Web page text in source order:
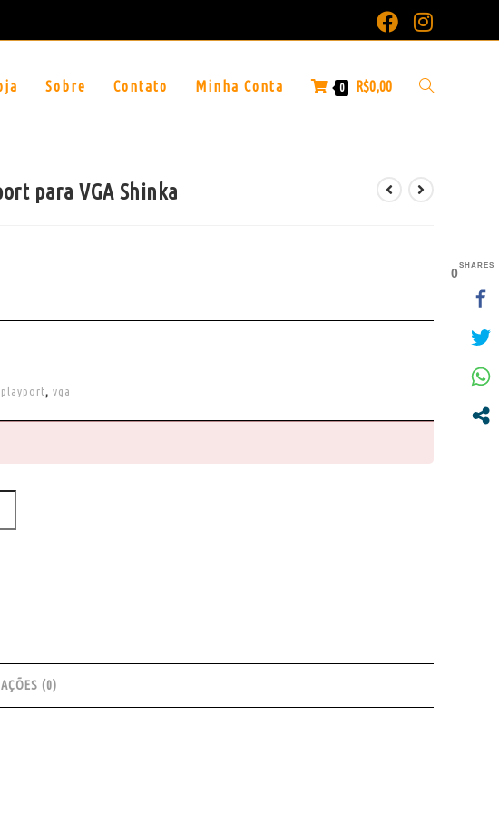
Sobre Contato Minha Conta 0 R$0,00
para VGA Shinka
, vga
(0)
0SHARES